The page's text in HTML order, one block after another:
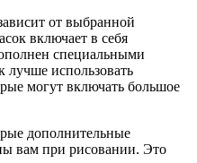
от выбранной
включает в себя
специальными
лучше использовать
могут включать большое
дополнительные
вам при рисовании. Это